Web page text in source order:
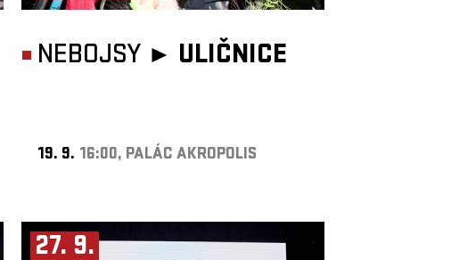
NEBOJSY ► ULIČNICE
19. 9. 16:00, PALÁC AKROPOLIS
27. 9.